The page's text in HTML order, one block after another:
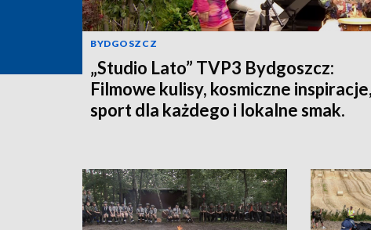
BYDGOSZCZ
„Studio Lato” TVP3 Bydgoszcz:
Filmowe kulisy, kosmiczne inspiracje,
sport dla każdego i lokalne smak.